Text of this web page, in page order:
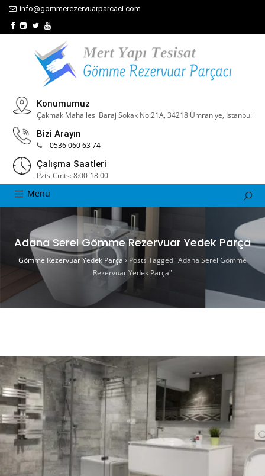
info@gommerezervuarparcaci.com
Konumumuz
Çakmak Mahallesi Baraj Sokak No:21A, 34218 Ümraniye, İstanbul
Bizi Arayın
0536 060 63 74
Çalışma Saatleri
Pzts-Cmts: 8:00-18:00
Menu
Adana Serel Gömme Rezervuar Yedek Parça
Gömme Rezervuar Yedek Parça › Posts Tagged "Adana Serel Gömme
Rezervuar Yedek Parça"